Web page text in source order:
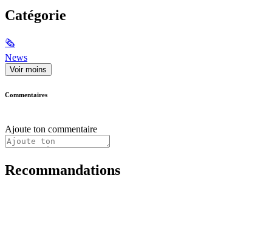
Catégorie
🗞
News
Voir moins
Commentaires
Ajoute ton commentaire
Recommandations